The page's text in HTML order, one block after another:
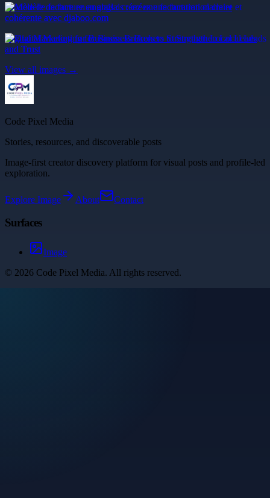
Modèle de facture en anglais : créez une facturation claire et
cohérente avec djaboo.com
Digital Marketing for Business Brokers to Strengthen Local Leads
and Trust
View all images →
Code Pixel Media
Stories, resources, and discoverable posts
Image-first creator discovery platform for visual posts and profile-led
exploration.
Explore Image About Contact
Surfaces
Image
© 2026 Code Pixel Media. All rights reserved.